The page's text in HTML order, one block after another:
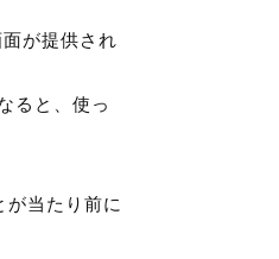
が提供され
ると、使っ
当たり前に